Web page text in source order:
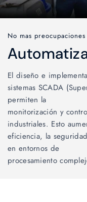
No mas preocupaciones
El diseño e
sistemas SCADA
permiten la
monitorización y
industriales. Esto
eficiencia, la
en entornos de
procesamiento